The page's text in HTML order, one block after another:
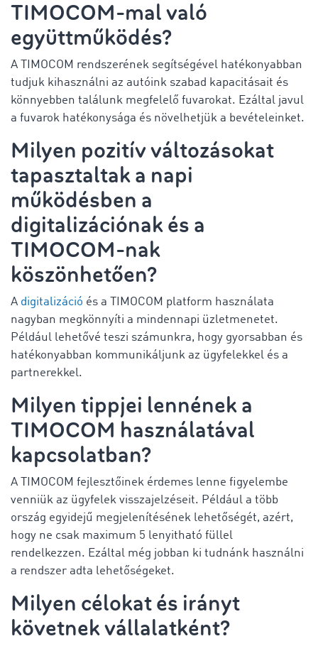
TIMOCOM-mal való
együttműködés?
A TIMOCOM rendszerének segítségével hatékonyabban
tudjuk kihasználni az autóink szabad kapacitásait és
könnyebben találunk megfelelő fuvarokat. Ezáltal javul
a fuvarok hatékonysága és növelhetjük a bevételeinket.
Milyen pozitív változásokat
tapasztaltak a napi
működésben a
digitalizációnak és a
TIMOCOM-nak
köszönhetően?
A digitalizáció és a TIMOCOM platform használata
nagyban megkönnyíti a mindennapi üzletmenetet.
Például lehetővé teszi számunkra, hogy gyorsabban és
hatékonyabban kommunikáljunk az ügyfelekkel és a
partnerekkel.
Milyen tippjei lennének a
TIMOCOM használatával
kapcsolatban?
A TIMOCOM fejlesztőinek érdemes lenne figyelembe
venniük az ügyfelek visszajelzéseit. Például a több
ország egyidejű megjelenítésének lehetőségét, azért,
hogy ne csak maximum 5 lenyitható füllel
rendelkezzen. Ezáltal még jobban ki tudnánk használni
a rendszer adta lehetőségeket.
Milyen célokat és irányt
követnek vállalatként?